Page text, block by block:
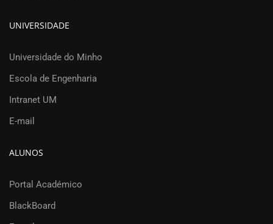
UNIVERSIDADE
Universidade do Minho
Escola de Engenharia
Intranet UM
E-mail
ALUNOS
Portal Académico
BlackBoard